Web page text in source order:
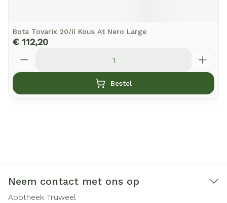
Bota Tovarix 20/ii Kous At Nero Large
€ 112,20
Bestel
Neem contact met ons op
Apotheek Truweel